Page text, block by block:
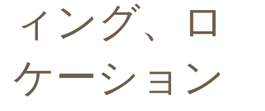
ィング、ロ
ケーション